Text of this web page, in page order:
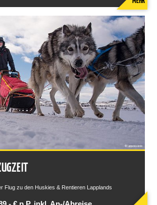
Flug zu den Huskies & Rentieren Lapplands